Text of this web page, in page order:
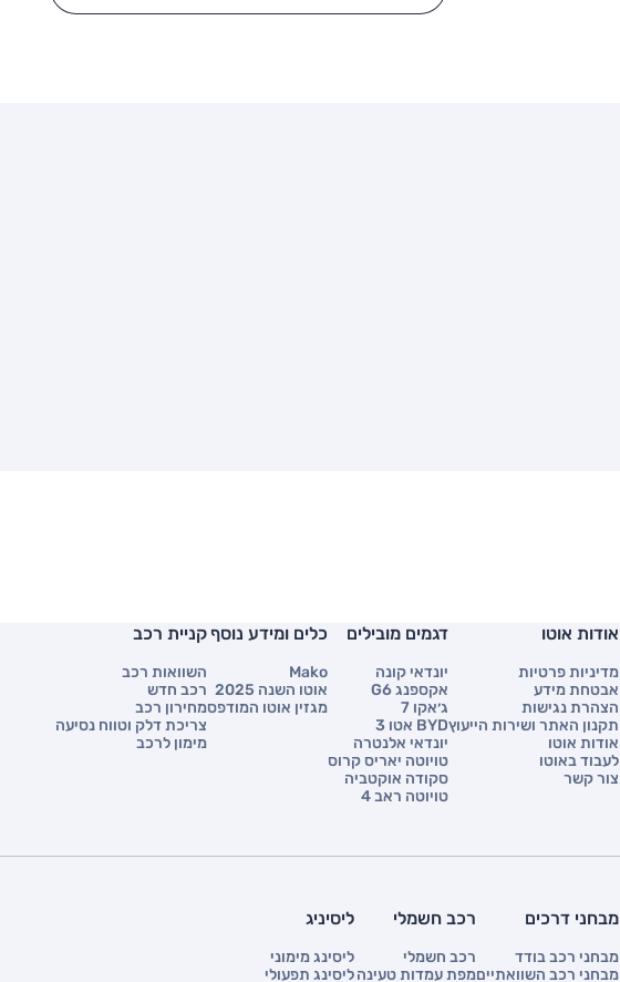
אודות אוטו
מדיניות פרטיות
אבטחת מידע
הצהרת נגישות
תקנון האתר ושירות הייעוץ
אודות אוטו
לעבוד באוטו
צור קשר
דגמים מובילים
יונדאי קונה
אקספנג G6
ג׳אקו 7
BYD אטו 3
יונדאי אלנטרה
טויוטה יאריס קרוס
סקודה אוקטביה
טויוטה ראב 4
כלים ומידע נוסף
Mako
אוטו השנה 2025
מגזין אוטו המודפס
קניית רכב
השוואות רכב
רכב חדש
מחירון רכב
צריכת דלק וטווח נסיעה
מימון לרכב
מבחני דרכים
מבחני רכב בודד
מבחני רכב השוואתיים
רכב חשמלי
רכב חשמלי
מפת עמדות טעינה
ליסיניג
ליסינג מימוני
ליסינג תפעולי